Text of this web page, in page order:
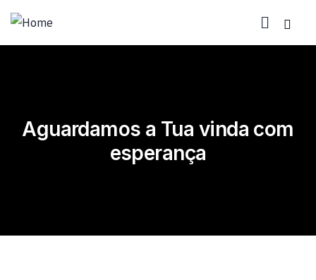
Aguardamos a Tua vinda com
esperança